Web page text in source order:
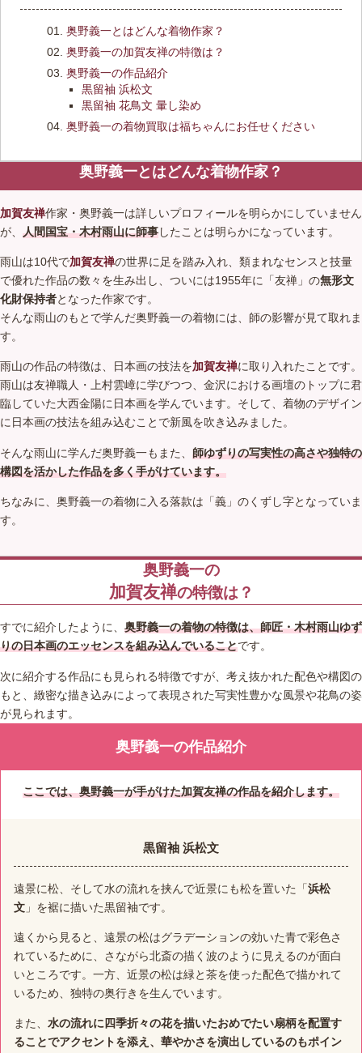
奥野義一とはどんな着物作家？
奥野義一の加賀友禅の特徴は？
奥野義一の作品紹介
黒留袖 浜松文
黒留袖 花鳥文 暈し染め
奥野義一の着物買取は福ちゃんにお任せください
奥野義一とはどんな着物作家？
加賀友禅作家・奥野義一は詳しいプロフィールを明らかにしていません
が、 人間国宝・木村雨山に師事したことは明らかになっています。
雨山は10代で加賀友禅の世界に足を踏み入れ、類まれなセンスと技量
で優れた作品の数々を生み出し、ついには1955年に「友禅」の無形文
化財保持者となった作家です。
そんな雨山のもとで学んだ奥野義一の着物には、師の影響が見て取れま
す。
雨山の作品の特徴は、日本画の技法を加賀友禅に取り入れたことです。
雨山は友禅職人・上村雲嶂に学びつつ、金沢における画壇のトップに君
臨していた大西金陽に日本画を学んでいます。そして、着物のデザイン
に日本画の技法を組み込むことで新風を吹き込みました。
そんな雨山に学んだ奥野義一もまた、 師ゆずりの写実性の高さや独特の
構図を活かした作品を多く手がけています。
ちなみに、奥野義一の着物に入る落款は「義」のくずし字となっていま
す。
奥野義一の
加賀友禅の特徴は？
すでに紹介したように、 奥野義一の着物の特徴は、師匠・木村雨山ゆず
りの日本画のエッセンスを組み込んでいることです。
次に紹介する作品にも見られる特徴ですが、考え抜かれた配色や構図の
もと、緻密な描き込みによって表現された写実性豊かな風景や花鳥の姿
が見られます。
奥野義一の作品紹介
ここでは、奥野義一が手がけた加賀友禅の作品を紹介します。
黒留袖 浜松文
遠景に松、そして水の流れを挟んで近景にも松を置いた「浜松
文 」を裾に描いた黒留袖です。
遠くから見ると、遠景の松はグラデーションの効いた青で彩色さ
れているために、さながら北斎の描く波のように見えるのが面白
いところです。一方、近景の松は緑と茶を使った配色で描かれて
いるため、独特の奥行きを生んでいます。
また、 水の流れに四季折々の花を描いたおめでたい扇柄を配置す
ることでアクセントを添え、華やかさを演出しているのもポイン